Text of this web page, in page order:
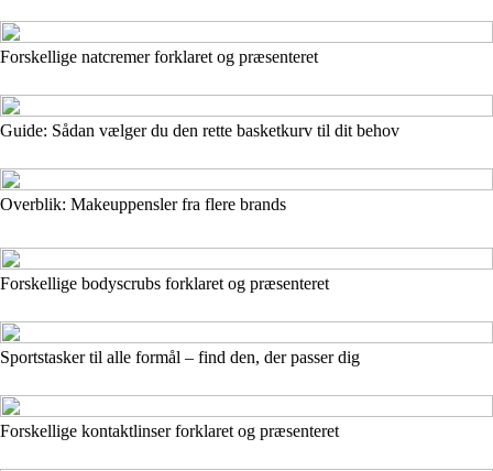
Forskellige natcremer forklaret og præsenteret
Guide: Sådan vælger du den rette basketkurv til dit behov
Overblik: Makeuppensler fra flere brands
Forskellige bodyscrubs forklaret og præsenteret
Sportstasker til alle formål – find den, der passer dig
Forskellige kontaktlinser forklaret og præsenteret